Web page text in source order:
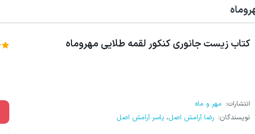
کتاب زیست جانوری کنکور لقمه طلایی مهروماه
انتشارات: مهر و ماه
نویسندگان: رضا آرامش اصل، یاسر آرامش اصل